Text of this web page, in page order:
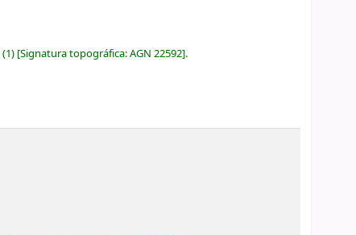
(1) Signatura topográfica:AGN 22592 .